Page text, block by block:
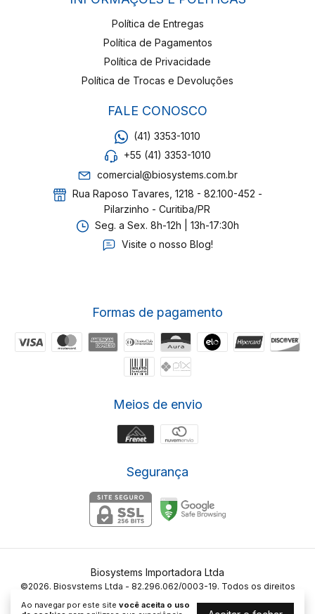
Ao navegar por este site você aceita o uso
Política de Entregas
Política de Pagamentos
Política de Privacidade
Política de Trocas e Devoluções
FALE CONOSCO
(41) 3353-1010
+55 (41) 3353-1010
comercial@biosystems.com.br
Rua Raposo Tavares, 1218 - 82.100-452 -
Pilarzinho - Curitiba/PR
Seg. a Sex. 8h-12h | 13h-17:30h
Visite o nosso Blog!
Formas de pagamento
Meios de envio
Segurança
Biosystems Importadora Ltda
©2026. Biosystems Ltda - 82.296.062/0003-19. Todos os direitos